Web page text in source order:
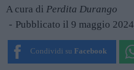
A cura di Perdita Durango
Pubblicato il 9 maggio 2024
Condividi su Facebook